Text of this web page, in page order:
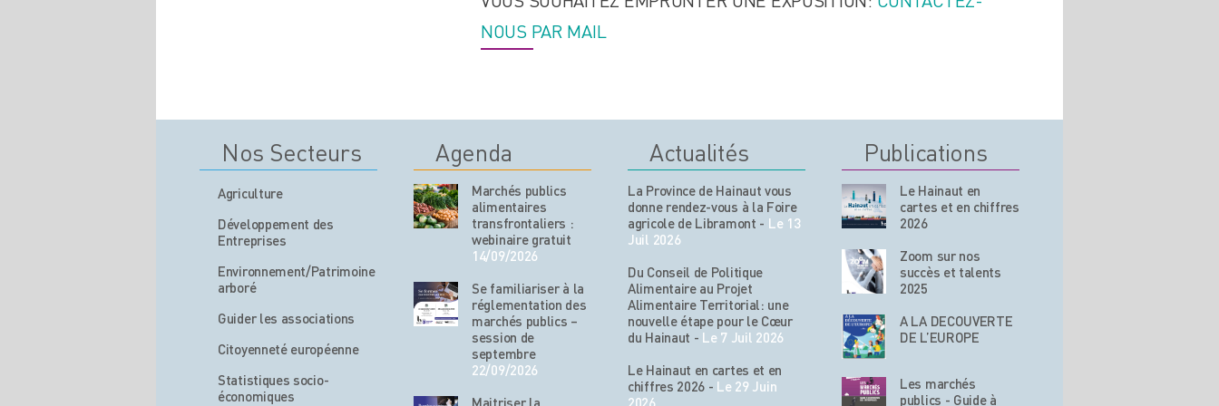
g
m
e
s
e
t
r
o
u
v
NOUS PAR MAIL
Nos Secteurs
Agriculture
Développement des
Entreprises
Environnement/Patrimoine
arboré
Guider les associations
Citoyenneté européenne
Statistiques socio-
économiques
Agenda
Marchés publics
alimentaires
transfrontaliers :
webinaire gratuit
14/09/2026
Se familiariser à la
réglementation des
marchés publics –
session de
septembre
22/09/2026
Actualités
La Province de Hainaut vous
donne rendez-vous à la Foire
agricole de Libramont - Le 13
Juil 2026
Du Conseil de Politique
Alimentaire au Projet
Alimentaire Territorial: une
nouvelle étape pour le Cœur
du Hainaut - Le 7 Juil 2026
Le Hainaut en cartes et en
chiffres 2026 - Le 29 Juin
Publications
Le Hainaut en
cartes et en chiffres
2026
Zoom sur nos
succès et talents
2025
A LA DECOUVERTE
DE L’EUROPE
Les marchés
publics - Guide à